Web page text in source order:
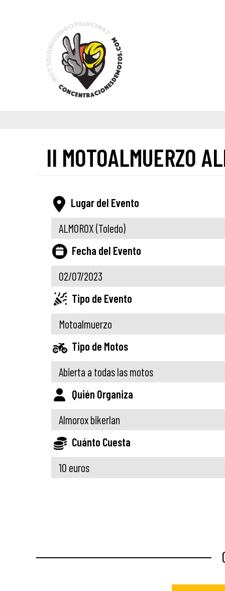
II MOTOALMUERZO
Lugar del Evento
ALMOROX(Toledo)
Fecha del Evento
02/07/2023
Tipo de Evento
Motoalmuerzo
Tipo de Motos
Abierta a todas las motos
Quién Organiza
Almorox bikerlan
Cuánto Cuesta
10 euros